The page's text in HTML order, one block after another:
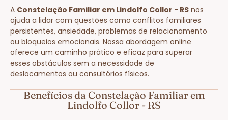
A Constelação Familiar em Lindolfo Collor - RS nos
ajuda a lidar com questões como conflitos familiares
persistentes, ansiedade, problemas de relacionamento
ou bloqueios emocionais. Nossa abordagem online
oferece um caminho prático e eficaz para superar
esses obstáculos sem a necessidade de
deslocamentos ou consultórios físicos.
Benefícios da Constelação Familiar em
Lindolfo Collor - RS